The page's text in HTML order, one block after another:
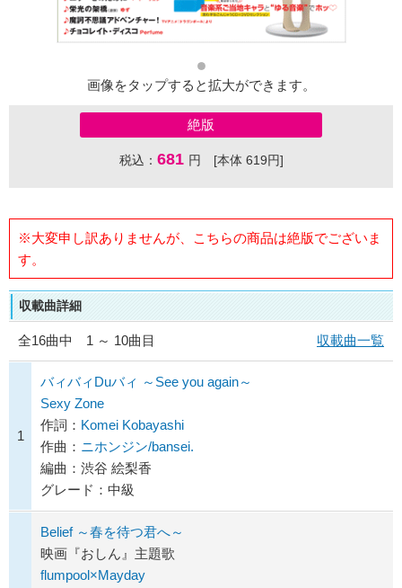
画像をタップすると拡大ができます。
絶版
税込： 681 円 [本体 619円]
※大変申し訳ありませんが、こちらの商品は絶版でございま
す。
収載曲詳細
全16曲中 1 ～ 10曲目 収載曲一覧
1
バィバィDuバィ ～See you again～
Sexy Zone
作詞： Komei Kobayashi
作曲： ニホンジン/bansei.
編曲：渋谷 絵梨香
グレード：中級
Belief ～春を待つ君へ～
映画『おしん』主題歌
flumpool×Mayday